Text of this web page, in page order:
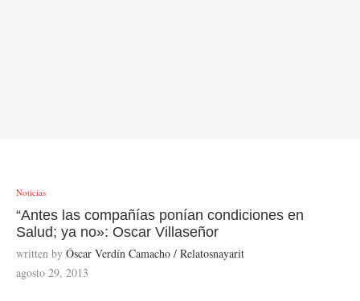
Noticias
“Antes las compañías ponían condiciones en
Salud; ya no»: Oscar Villaseñor
written by Óscar Verdín Camacho / Relatosnayarit
agosto 29, 2013